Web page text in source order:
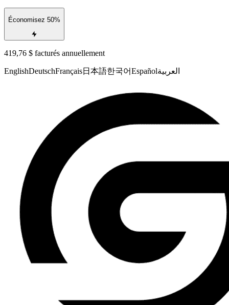
Économisez 50%
419,76 $ facturés annuellement
EnglishDeutschFrançais日本語한국어Españolالعربية